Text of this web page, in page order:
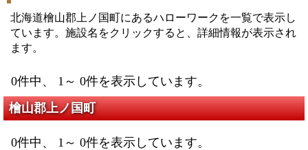
北海道檜山郡上ノ国町にあるハローワークを一覧で表示し
ています。施設名をクリックすると、詳細情報が表示され
ます。
0件中、 1～ 0件を表示しています。
檜山郡上ノ国町
0件中、 1～ 0件を表示しています。